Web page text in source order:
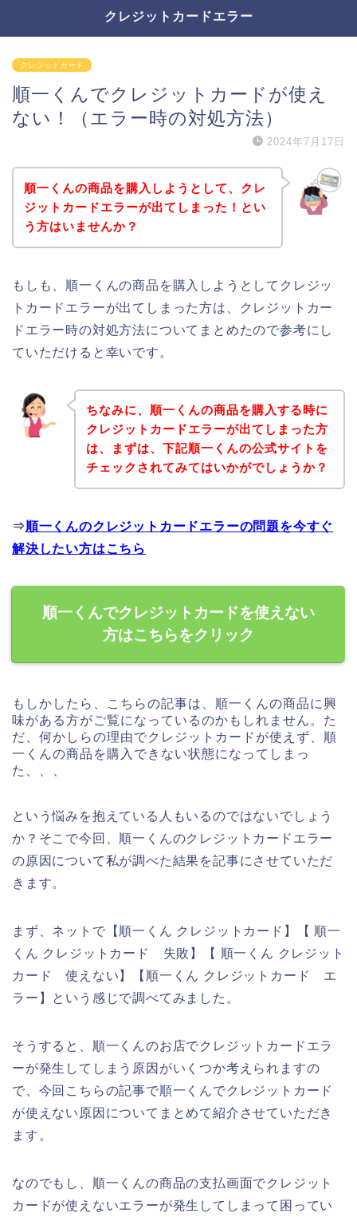
クレジットカードエラー
クレジットカード
順一くんでクレジットカードが使え
ない！（エラー時の対処方法）
2024年7月17日
順一くんの商品を購入しようとして、クレ
ジットカードエラーが出てしまった！とい
う方はいませんか？
もしも、順一くんの商品を購入しようとしてクレジッ
トカードエラーが出てしまった方は、クレジットカー
ドエラー時の対処方法についてまとめたので参考にし
ていただけると幸いです。
ちなみに、順一くんの商品を購入する時に
クレジットカードエラーが出てしまった方
は、まずは、下記順一くんの公式サイトを
チェックされてみてはいかがでしょうか？
⇒順一くんのクレジットカードエラーの問題を今すぐ
解決したい方はこちら
順一くんでクレジットカードを使えない
方はこちらをクリック
もしかしたら、こちらの記事は、順一くんの商品に興
味がある方がご覧になっているのかもしれません。た
だ、何かしらの理由でクレジットカードが使えず、順
一くんの商品を購入できない状態になってしまっ
た、、、
という悩みを抱えている人もいるのではないでしょう
か？そこで今回、順一くんのクレジットカードエラー
の原因について私が調べた結果を記事にさせていただ
きます。
まず、ネットで【順一くん クレジットカード】【 順一
くん クレジットカード 失敗】【 順一くん クレジット
カード 使えない】【順一くん クレジットカード エ
ラー】という感じで調べてみました。
そうすると、順一くんのお店でクレジットカードエラ
ーが発生してしまう原因がいくつか考えられますの
で、今回こちらの記事で順一くんでクレジットカード
が使えない原因についてまとめて紹介させていただき
ます。
なのでもし、順一くんの商品の支払画面でクレジット
カードが使えないエラーが発生してしまって困ってい